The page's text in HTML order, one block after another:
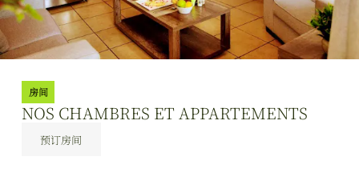
房间
NOS CHAMBRES ET APPARTEMENTS
预订房间